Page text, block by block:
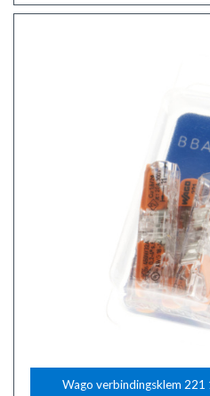
Wago verbindingsklem